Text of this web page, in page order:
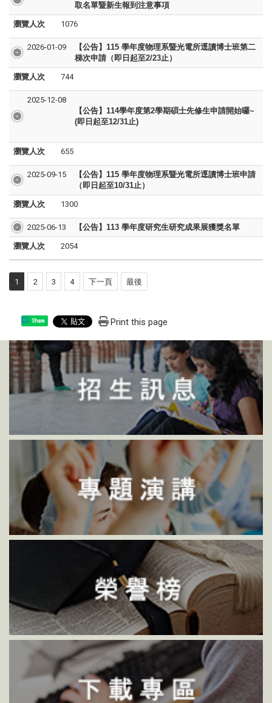
取名單暨新生報到注意事項
瀏覽人次 1076
2026-01-09 【公告】115 學年度物理系暨光電所逕讀博士班第二
梯次申請（即日起至2/23止）
瀏覽人次 744
2025-12-08
【公告】114學年度第2學期碩士先修生申請開始囉~
(即日起至12/31止)
瀏覽人次 655
2025-09-15
【公告】115 學年度物理系暨光電所逕讀博士班申請
（即日起至10/31止）
瀏覽人次 1300
2025-06-13 【公告】113 學年度研究生研究成果展獲獎名單
瀏覽人次 2054
1 2 3 4 下一頁 最後
Share Print this page